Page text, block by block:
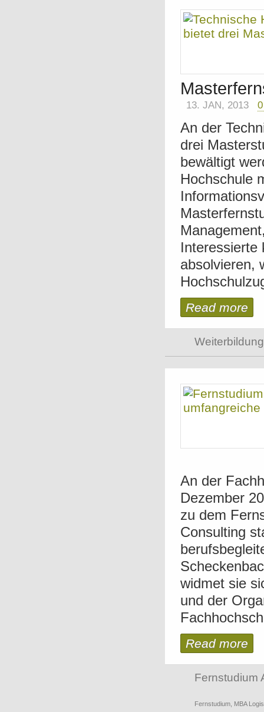
13. JAN, 2013
An der
drei
bewältigt
Hochschule
Interessierte
absolvieren,
Read more
Weiterbildung
An der
Dezember
zu dem
Consulting
widmet sie
und der
Read more
Fernstudium
Fernstudium MBA